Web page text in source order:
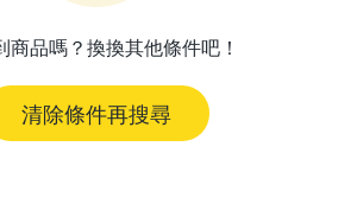
商品嗎？換換其他條件吧！
清除條件再搜尋